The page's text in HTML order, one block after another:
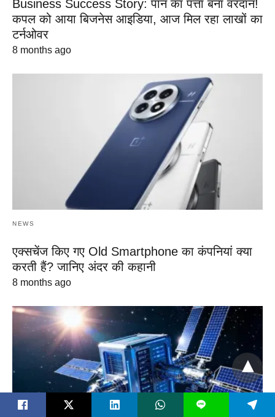
Business Success Story: पान का पत्ता बना वरदान!
कपल को आया बिजनेस आइडिया, आज मिल रहा लाखों का
टर्नओवर
8 months ago
NEWS
एक्सचेंज किए गए Old Smartphone का कंपनियां क्या
करती हैं? जानिए अंदर की कहानी
8 months ago
L